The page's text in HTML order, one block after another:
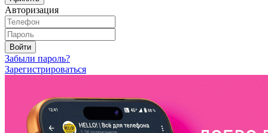
Авторизация
Войти
Забыли пароль?
Зарегистрироваться